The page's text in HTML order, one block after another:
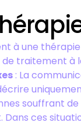
à une
traitement à
: La
souffrant
ces